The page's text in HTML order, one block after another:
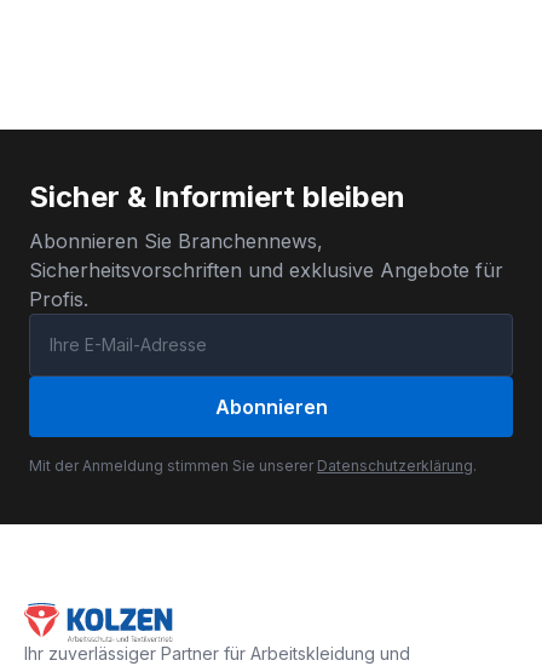
Sicher & Informiert bleiben
Abonnieren Sie Branchennews,
Sicherheitsvorschriften und exklusive Angebote für
Profis.
Abonnieren
Mit der Anmeldung stimmen Sie unserer Datenschutzerklärung.
Ihr zuverlässiger Partner für Arbeitskleidung und